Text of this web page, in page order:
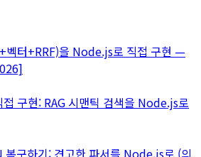
벡터+RRF)을 Node.js로 직접 구현 —
구현: RAG 시맨틱 검색을 Node.js로
구하기: 견고한 파서를 Node.js로 (의